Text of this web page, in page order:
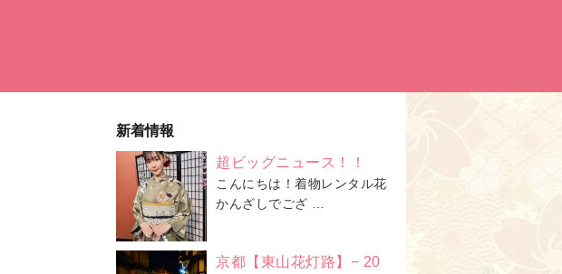
新着情報
超ビッグニュース！！
こんにちは！着物レンタル花
かんざしでござ …
京都【東山花灯路】− 20